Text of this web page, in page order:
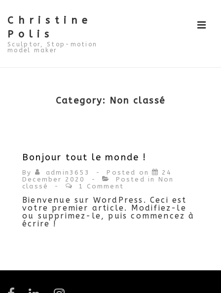
to
Main
Content
Christine
Polis
Sculptor, Stop-motion
model maker
Category: Non classé
Bonjour tout le monde !
By admin3653 Posted on
24
December 2020
Posted in Non
classé
1 Comment
Bienvenue sur WordPress. Ceci est
votre premier article. Modifiez-le
ou supprimez-le, puis commencez à
écrire !